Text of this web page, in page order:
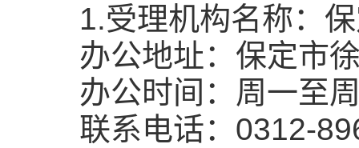
1.受理机构名称：保
办公地址：保定市
办公时间：周一至
联系电话：0312-